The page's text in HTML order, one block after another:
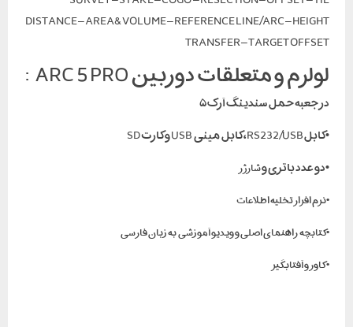
DISTANCE – AREA&VOLUME – REFERENCE LINE/ARC – HEIGHT
TRANSFER – TARGET OFFSET
لولزم و متعلقات دوربین ARC 5 PRO :
در جعبه حمل سندینگ آرک ۵
•کابل RS232/USB، کابل مینی USB و کارت SD
•دو عدد باتری وشارژر
•نرم افزار تخلیه اطلاعات
•کتابچه راهنمای اصلی و ویدیو آموزشی به زبان فارسی
• کاور و آفتابگیر